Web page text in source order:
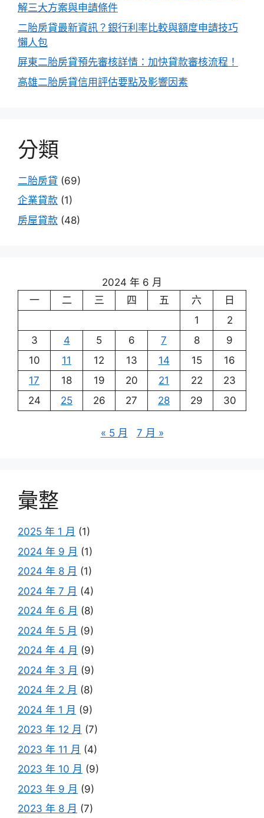
解三大方案與申請條件
二胎房貸最新資訊？銀行利率比較與額度申請技巧
懶人包
屏東二胎房貸預先審核詳情：加快貸款審核流程！
高雄二胎房貸信用評估要點及影響因素
分類
二胎房貸 (69)
企業貸款 (1)
房屋貸款 (48)
2024 年 6 月
一
二 三 四 五 六
日
1
2
3
4 5 6 7 8
9
10
11 12 13 14 15
16
17
18 19 20 21 22
23
24
25 26 27 28 29 30
« 5 月 7 月 »
彙整
2025 年 1 月 (1)
2024 年 9 月 (1)
2024 年 8 月 (1)
2024 年 7 月 (4)
2024 年 6 月 (8)
2024 年 5 月 (9)
2024 年 4 月 (9)
2024 年 3 月 (9)
2024 年 2 月 (8)
2024 年 1 月 (9)
2023 年 12 月 (7)
2023 年 11 月 (4)
2023 年 10 月 (9)
2023 年 9 月 (9)
2023 年 8 月 (7)